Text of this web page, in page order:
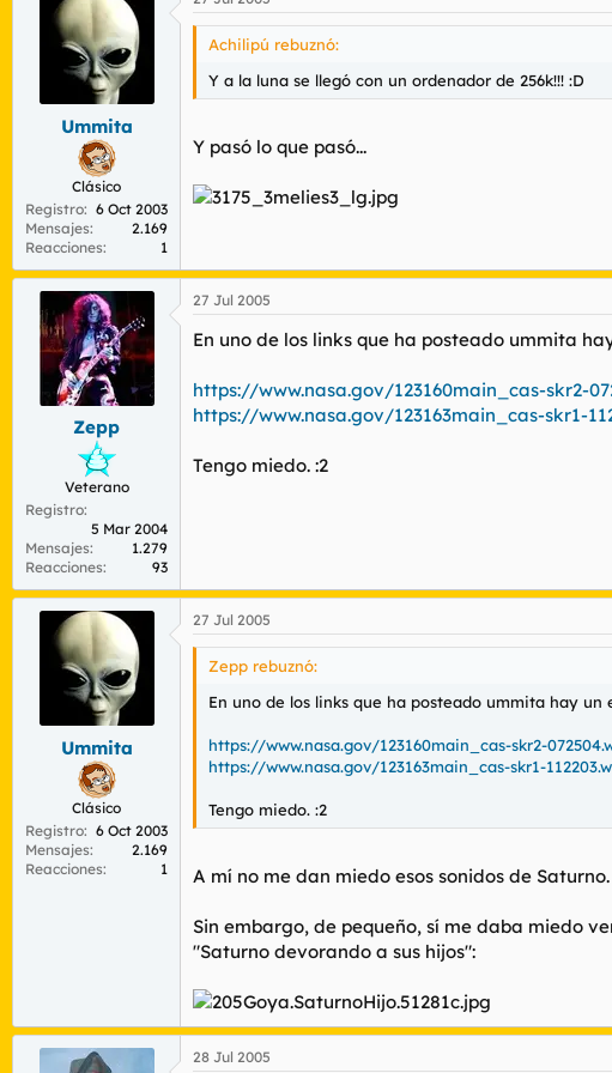
Ummita
Clásico
Registro
6 Oct 2003
Mensajes
2.169
Reacciones
1
Achilipú rebuznó:
Y a la luna se llegó con un ordenador de 256k!!! :D
Y pasó lo que pasó...
Zepp
Veterano
Registro
5 Mar 2004
Mensajes
1.279
Reacciones
93
27 Jul 2005
En uno de los links que ha posteado ummita
https://www.nasa.gov/123160main_cas-skr2-
https://www.nasa.gov/123163main_cas-skr1-
Tengo miedo. :2
Ummita
Clásico
Registro
6 Oct 2003
Mensajes
2.169
Reacciones
1
27 Jul 2005
Zepp rebuznó:
En uno de los links que ha posteado ummita hay
https://www.nasa.gov/123160main_cas-skr2-
https://www.nasa.gov/123163main_cas-skr1-
Tengo miedo. :2
A mí no me dan miedo esos sonidos de
Sin embargo, de pequeño, sí me daba miedo
"Saturno devorando a sus hijos":
28 Jul 2005